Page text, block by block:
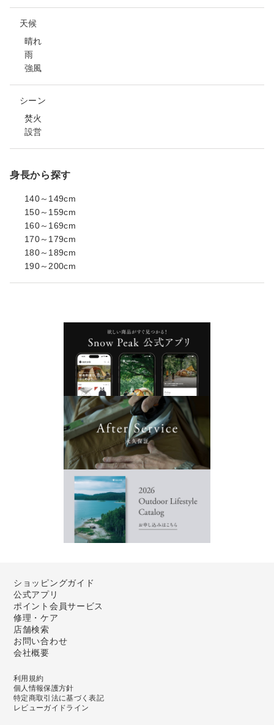
天候
晴れ
雨
強風
シーン
焚火
設営
身長から探す
140～149cm
150～159cm
160～169cm
170～179cm
180～189cm
190～200cm
ショッピングガイド
公式アプリ
ポイント会員サービス
修理・ケア
店舗検索
お問い合わせ
会社概要
利用規約
個人情報保護方針
特定商取引法に基づく表記
レビューガイドライン